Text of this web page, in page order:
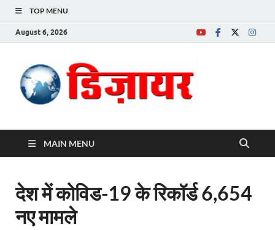
TOP MENU
August 6, 2026
MAIN MENU
देश में कोविड-19 के रिकॉर्ड 6,654
नए मामले